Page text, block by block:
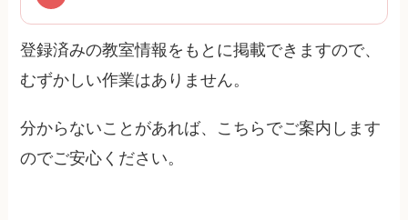
登録済みの教室情報をもとに掲載できますので、
むずかしい作業はありません。
分からないことがあれば、こちらでご案内します
のでご安心ください。